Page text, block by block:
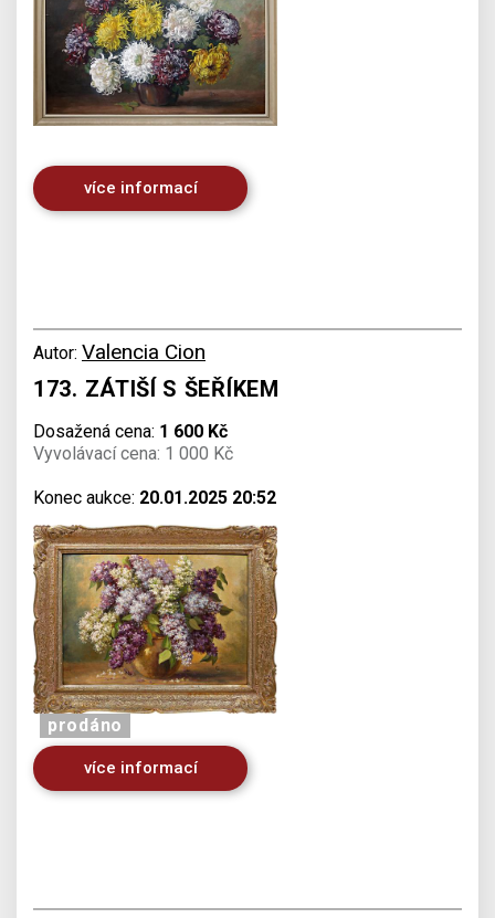
více informací
Autor: Valencia Cion
173. ZÁTIŠÍ S ŠEŘÍKEM
Dosažená cena: 1 600 Kč
Vyvolávací cena: 1 000 Kč
Konec aukce: 20.01.2025 20:52
prodáno
více informací